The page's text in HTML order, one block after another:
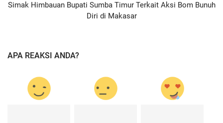
Simak Himbauan Bupati Sumba Timur Terkait Aksi Bom Bunuh
Diri di Makasar
APA REAKSI ANDA?